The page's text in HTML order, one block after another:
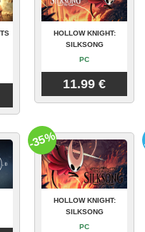
HOLLOW KNIGHT:
SILKSONG
PC
11.99 €
HOLLOW KNIGHT:
SILKSONG
PC
-35%